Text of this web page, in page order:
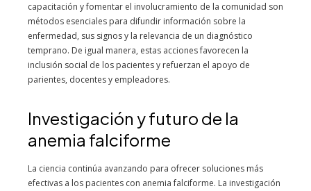
capacitación y fomentar el involucramiento de la comunidad son
métodos esenciales para difundir información sobre la
enfermedad, sus signos y la relevancia de un diagnóstico
temprano. De igual manera, estas acciones favorecen la
inclusión social de los pacientes y refuerzan el apoyo de
parientes, docentes y empleadores.
Investigación y futuro de la
anemia falciforme
La ciencia continúa avanzando para ofrecer soluciones más
efectivas a los pacientes con anemia falciforme. La investigación